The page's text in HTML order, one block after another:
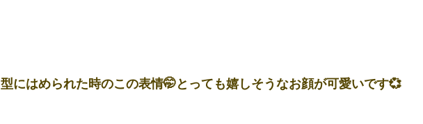
型にはめられた時のこの表情🤭とっても嬉しそうなお顔が可愛いです💞